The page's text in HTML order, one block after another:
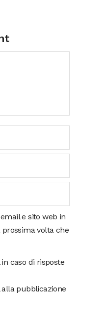
e sito web in
volta che
caso di risposte
pubblicazione